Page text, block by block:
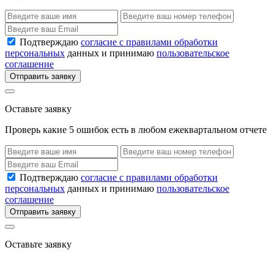
Подтверждаю согласие с правилами обработки
персональных данных и принимаю пользовательское
соглашение
Отправить заявку
Оставьте заявку
Проверь какие 5 ошибок есть в любом ежеквартальном отчете
Подтверждаю согласие с правилами обработки
персональных данных и принимаю пользовательское
соглашение
Отправить заявку
Оставьте заявку